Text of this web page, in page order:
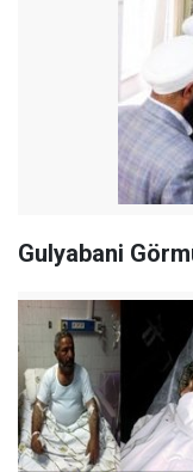
Gulyabani